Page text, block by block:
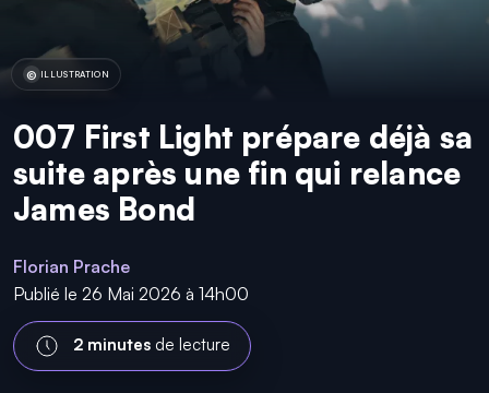
ILLUSTRATION
007 First Light prépare déjà sa
suite après une fin qui relance
James Bond
Florian Prache
Publié le 26 Mai 2026 à 14h00
2 minutes de lecture